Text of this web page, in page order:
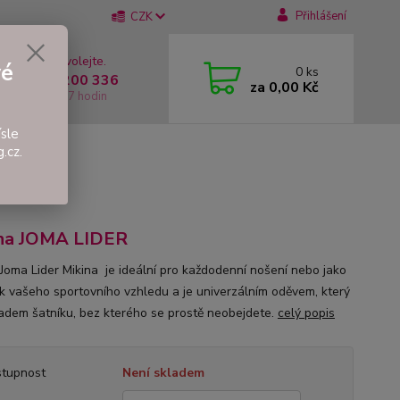
CZK Přihlášení
si rady? Zavolejte.
737 200 336
Pátek: 8 - 17 hodin
0 ks
za 0,00 Kč
JOMA LIDER
Lider Mikina je ideální pro každodenní nošení nebo jako
vašeho sportovního vzhledu a je univerzálním oděvem, který
šatníku, bez kterého se prostě neobejdete. celý popis
Není skladem